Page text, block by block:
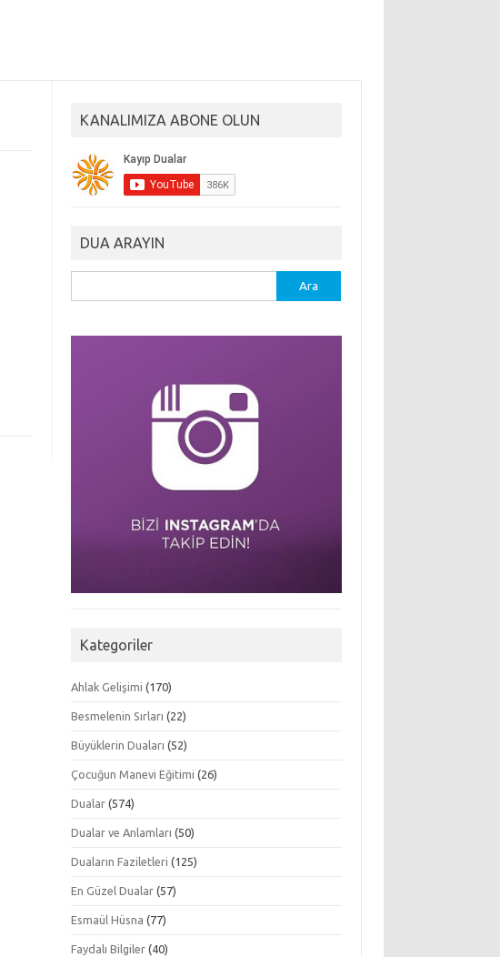
KANALIMIZA ABONE OLUN
DUA ARAYIN
Kategoriler
Ahlak Gelişimi (170)
Besmelenin Sırları (22)
Büyüklerin Duaları (52)
Çocuğun Manevi Eğitimi (26)
Dualar (574)
Dualar ve Anlamları (50)
Duaların Faziletleri (125)
En Güzel Dualar (57)
Esmaül Hüsna (77)
Faydalı Bilgiler (40)